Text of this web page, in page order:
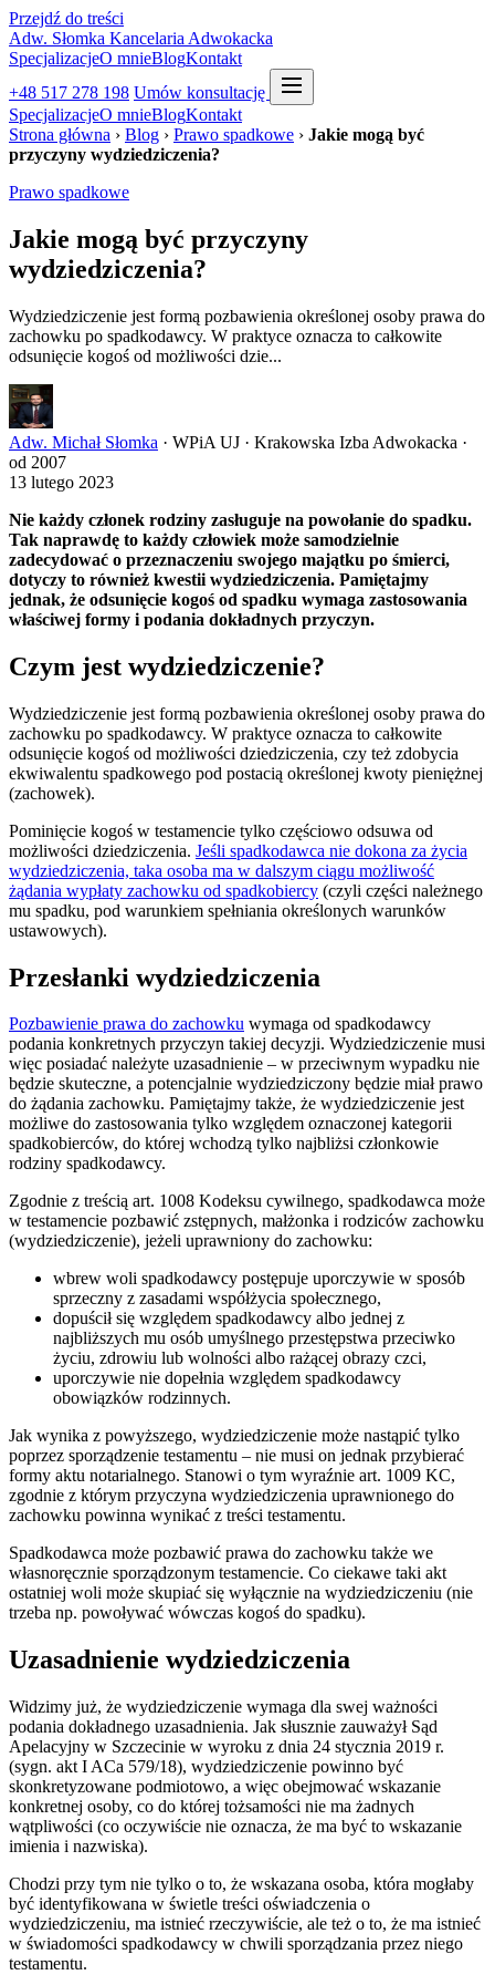
Przejdź do treści
Adw. Słomka Kancelaria Adwokacka
SpecjalizacjeO mnieBlogKontakt
+48 517 278 198 Umów konsultację
SpecjalizacjeO mnieBlogKontakt
Strona główna › Blog › Prawo spadkowe › Jakie mogą być
przyczyny wydziedziczenia?
Prawo spadkowe
Jakie mogą być przyczyny
wydziedziczenia?
Wydziedziczenie jest formą pozbawienia określonej osoby prawa do
zachowku po spadkodawcy. W praktyce oznacza to całkowite
odsunięcie kogoś od możliwości dzie...
Adw. Michał Słomka · WPiA UJ · Krakowska Izba Adwokacka ·
od 2007
13 lutego 2023
Nie każdy członek rodziny zasługuje na powołanie do spadku.
Tak naprawdę to każdy człowiek może samodzielnie
zadecydować o przeznaczeniu swojego majątku po śmierci,
dotyczy to również kwestii wydziedziczenia. Pamiętajmy
jednak, że odsunięcie kogoś od spadku wymaga zastosowania
właściwej formy i podania dokładnych przyczyn.
Czym jest wydziedziczenie?
Wydziedziczenie jest formą pozbawienia określonej osoby prawa do
zachowku po spadkodawcy. W praktyce oznacza to całkowite
odsunięcie kogoś od możliwości dziedziczenia, czy też zdobycia
ekwiwalentu spadkowego pod postacią określonej kwoty pieniężnej
(zachowek).
Pominięcie kogoś w testamencie tylko częściowo odsuwa od
możliwości dziedziczenia. Jeśli spadkodawca nie dokona za życia
wydziedziczenia, taka osoba ma w dalszym ciągu możliwość
żądania wypłaty zachowku od spadkobiercy (czyli części należnego
mu spadku, pod warunkiem spełniania określonych warunków
ustawowych).
Przesłanki wydziedziczenia
Pozbawienie prawa do zachowku wymaga od spadkodawcy
podania konkretnych przyczyn takiej decyzji. Wydziedziczenie musi
więc posiadać należyte uzasadnienie – w przeciwnym wypadku nie
będzie skuteczne, a potencjalnie wydziedziczony będzie miał prawo
do żądania zachowku. Pamiętajmy także, że wydziedziczenie jest
możliwe do zastosowania tylko względem oznaczonej kategorii
spadkobierców, do której wchodzą tylko najbliżsi członkowie
rodziny spadkodawcy.
Zgodnie z treścią art. 1008 Kodeksu cywilnego, spadkodawca może
w testamencie pozbawić zstępnych, małżonka i rodziców zachowku
(wydziedziczenie), jeżeli uprawniony do zachowku:
wbrew woli spadkodawcy postępuje uporczywie w sposób
sprzeczny z zasadami współżycia społecznego,
dopuścił się względem spadkodawcy albo jednej z
najbliższych mu osób umyślnego przestępstwa przeciwko
życiu, zdrowiu lub wolności albo rażącej obrazy czci,
uporczywie nie dopełnia względem spadkodawcy
obowiązków rodzinnych.
Jak wynika z powyższego, wydziedziczenie może nastąpić tylko
poprzez sporządzenie testamentu – nie musi on jednak przybierać
formy aktu notarialnego. Stanowi o tym wyraźnie art. 1009 KC,
zgodnie z którym przyczyna wydziedziczenia uprawnionego do
zachowku powinna wynikać z treści testamentu.
Spadkodawca może pozbawić prawa do zachowku także we
własnoręcznie sporządzonym testamencie. Co ciekawe taki akt
ostatniej woli może skupiać się wyłącznie na wydziedziczeniu (nie
trzeba np. powoływać wówczas kogoś do spadku).
Uzasadnienie wydziedziczenia
Widzimy już, że wydziedziczenie wymaga dla swej ważności
podania dokładnego uzasadnienia. Jak słusznie zauważył Sąd
Apelacyjny w Szczecinie w wyroku z dnia 24 stycznia 2019 r.
(sygn. akt I ACa 579/18), wydziedziczenie powinno być
skonkretyzowane podmiotowo, a więc obejmować wskazanie
konkretnej osoby, co do której tożsamości nie ma żadnych
wątpliwości (co oczywiście nie oznacza, że ma być to wskazanie
imienia i nazwiska).
Chodzi przy tym nie tylko o to, że wskazana osoba, która mogłaby
być identyfikowana w świetle treści oświadczenia o
wydziedziczeniu, ma istnieć rzeczywiście, ale też o to, że ma istnieć
w świadomości spadkodawcy w chwili sporządzania przez niego
testamentu.